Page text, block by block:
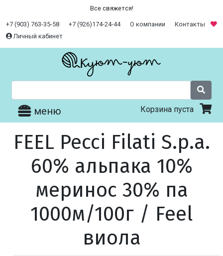
Все свяжется!
+7 (903) 763-35-58 +7 (926)174-24-44 О компании
Контакты
Личный кабинет
меню Корзина пуста
FEEL Pecci Filati S.p.a.
60% альпака 10%
меринос 30% па
1000м/100г / Feel
виола